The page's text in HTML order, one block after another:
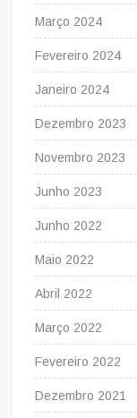
Março 2024
Fevereiro 2024
Janeiro 2024
Dezembro 2023
Novembro 2023
Junho 2023
Junho 2022
Maio 2022
Abril 2022
Março 2022
Fevereiro 2022
Dezembro 2021